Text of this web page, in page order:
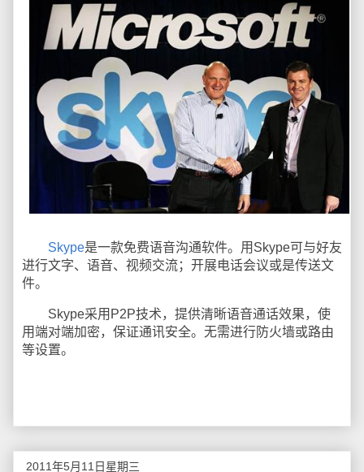
Skype是一款免费语音沟通软件。用Skype可与好友
进行文字、语音、视频交流；开展电话会议或是传送文
件。
Skype采用P2P技术，提供清晰语音通话效果，使
用端对端加密，保证通讯安全。无需进行防火墙或路由
等设置。
2011年5月11日星期三